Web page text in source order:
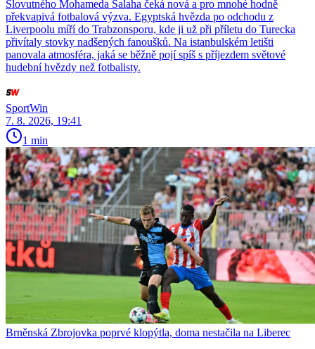
Slovutného Mohameda Salaha čeká nová a pro mnohé hodně
překvapivá fotbalová výzva. Egyptská hvězda po odchodu z
Liverpoolu míří do Trabzonsporu, kde ji už při příletu do Turecka
přivítaly stovky nadšených fanoušků. Na istanbulském letišti
panovala atmosféra, jaká se běžně pojí spíš s příjezdem světové
hudební hvězdy než fotbalisty.
SportWin
7. 8. 2026, 19:41
1 min
Brněnská Zbrojovka poprvé klopýtla, doma nestačila na Liberec